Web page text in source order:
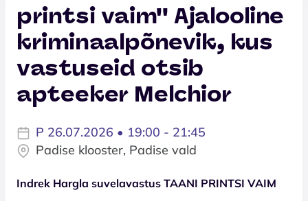
printsi vaim'' Ajalooline
kriminaalpõnevik, kus
vastuseid otsib
apteeker Melchior
P 26.07.2026 • 19:00 - 21:45
Padise klooster, Padise vald
Indrek Hargla suvelavastus TAANI PRINTSI VAIM